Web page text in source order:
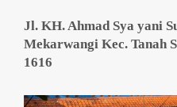
Jl. KH. Ahmad Sya yani
Mekarwangi Kec. Tanah
1616